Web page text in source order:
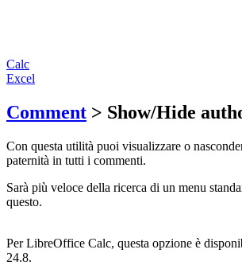
Calc
Excel
Comment > Show/Hide
Con questa utilità puoi visualizzare o
paternità in tutti i commenti.
Sarà più veloce della ricerca di un menu
questo.
Per LibreOffice Calc, questa opzione è
24.8.